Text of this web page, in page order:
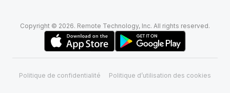
Copyright © 2026. Remote Technology, Inc. All rights reserved.
Politique de confidentialité Politique d’utilisation des cookies